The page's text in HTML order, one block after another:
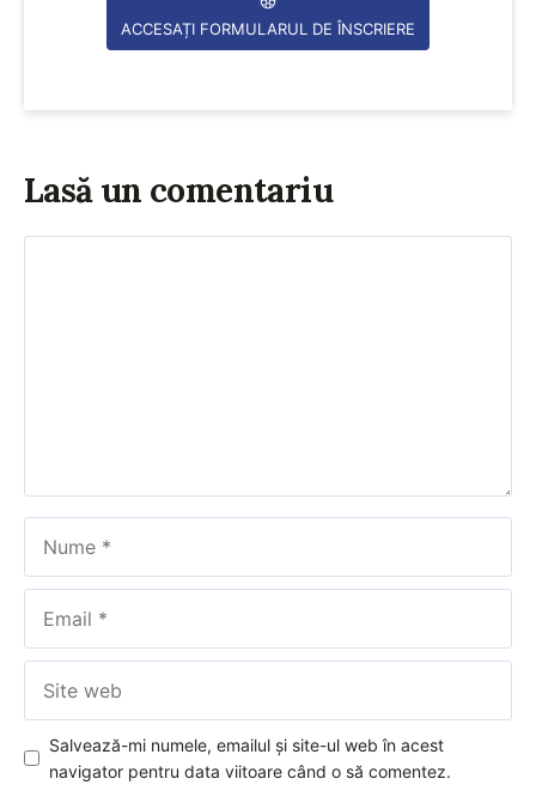
ACCESAȚI FORMULARUL DE ÎNSCRIERE
Lasă un comentariu
web
Salvează-mi numele, emailul și site-ul web în acest
navigator pentru data viitoare când o să comentez.